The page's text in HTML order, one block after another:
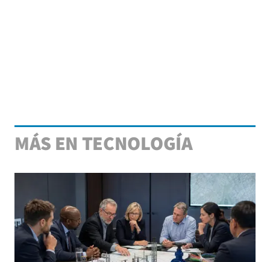
MÁS EN TECNOLOGÍA